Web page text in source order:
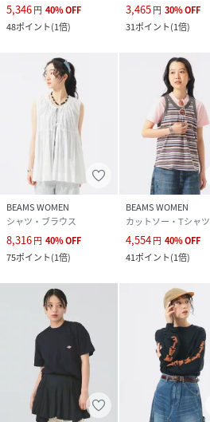
5,346円 40%OFF
48ポイント(1倍)
3,465円 30%OFF
31ポイント(1倍)
BEAMS WOMEN
シャツ・ブラウス
8,316円 40%OFF
75ポイント(1倍)
BEAMS WOMEN
カットソー・Tシャツ
4,554円 40%OFF
41ポイント(1倍)